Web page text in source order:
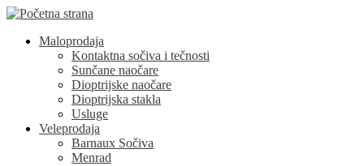
Maloprodaja
Kontaktna sočiva i tečnosti
Sunčane naočare
Dioptrijske naočare
Dioptrijska stakla
Usluge
Veleprodaja
Barnaux Sočiva
Menrad